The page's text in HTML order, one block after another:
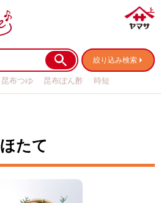
絞り込み検索
昆布つゆ 昆布ぽん酢
時短
ほたて